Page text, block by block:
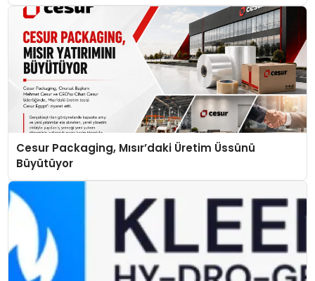
Cesur Packaging, Mısır’daki Üretim Üssünü
Büyütüyor